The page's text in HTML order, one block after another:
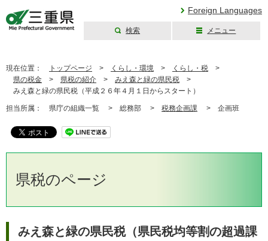
Foreign Languages
検索 メニュー
現在位置： トップページ > くらし・環境 > くらし・税 >
県の税金 > 県税の紹介 > みえ森と緑の県民税 >
みえ森と緑の県民税（平成２６年４月１日からスタート）
担当所属： 県庁の組織一覧 > 総務部 > 税務企画課 > 企画班
県税のページ
みえ森と緑の県民税（県民税均等割の超過課